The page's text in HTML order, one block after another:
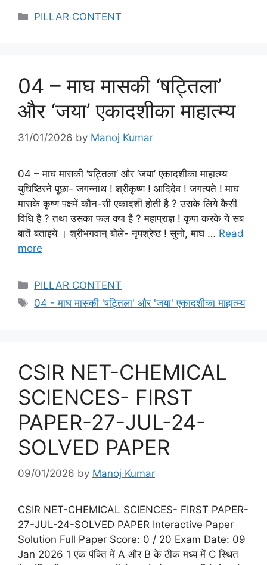
Categories
PILLAR CONTENT
04 – माघ मासकी ‘षट्तिला’
और ‘जया’ एकादशीका माहात्म्य
31/01/2026 by Manoj Kumar
04 – माघ मासकी ‘षट्तिला’ और ‘जया’ एकादशीका माहात्म्य
युधिष्ठिरने पूछा- जगन्नाथ ! श्रीकृष्ण ! आदिदेव ! जगत्पते ! माघ
मासके कृष्ण पक्षमें कौन-सी एकादशी होती है ? उसके लिये कैसी
विधि है ? तथा उसका फल क्या है ? महाप्राज्ञ ! कृपा करके ये सब
बातें बताइये । श्रीभगवान् बोले- नृपश्रेष्ठ ! सुनो, माघ … Read
more
Categories
PILLAR CONTENT
Tags
04 - माघ मासकी 'षट्तिला' और 'जया' एकादशीका माहात्म्य
CSIR NET-CHEMICAL
SCIENCES- FIRST
PAPER-27-JUL-24-
SOLVED PAPER
09/01/2026 by Manoj Kumar
CSIR NET-CHEMICAL SCIENCES- FIRST PAPER-
27-JUL-24-SOLVED PAPER Interactive Paper
Solution Full Paper Score: 0 / 20 Exam Date: 09
Jan 2026 1 एक पंक्ति में A और B के ठीक मध्य में C स्थित